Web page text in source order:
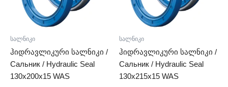
სალნიკი
ჰიდრავლიკური სალნიკი /
Сальник / Hydraulic Seal
130x200x15 WAS
სალნიკი
ჰიდრავლიკური სალნიკი /
Сальник / Hydraulic Seal
130x215x15 WAS